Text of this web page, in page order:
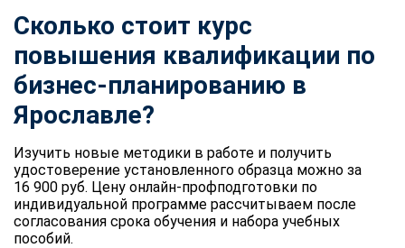
Сколько стоит курс
повышения квалификации по
бизнес-планированию в
Ярославле?
Изучить новые методики в работе и получить
удостоверение установленного образца можно за
16 900 руб. Цену онлайн-профподготовки по
индивидуальной программе рассчитываем после
согласования срока обучения и набора учебных
пособий.